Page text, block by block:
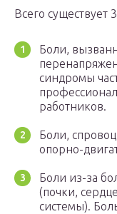
Всего существует
Боли,
синдромы
работников.
Боли,
опорно-
Боли из-за
(почки,
системы).